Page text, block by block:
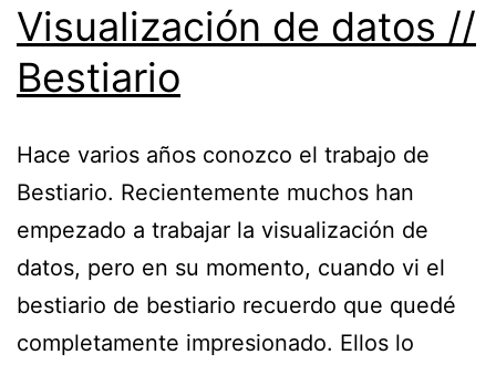
Visualización de datos //
Bestiario
Hace varios años conozco el trabajo de
Bestiario. Recientemente muchos han
empezado a trabajar la visualización de
datos, pero en su momento, cuando vi el
bestiario de bestiario recuerdo que quedé
completamente impresionado. Ellos lo